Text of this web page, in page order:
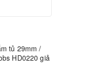
tủ 29mm /
HD0220 giả